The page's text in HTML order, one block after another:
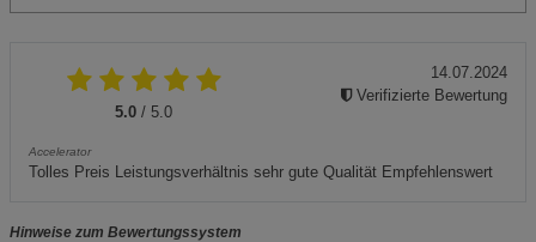
5.0 / 5.0
Accelerator
Tolles Preis Leistungsverhältnis sehr gute Qualität Empfehlenswert
14.07.2024
Verifizierte Bewertung
Hinweise zum Bewertungssystem